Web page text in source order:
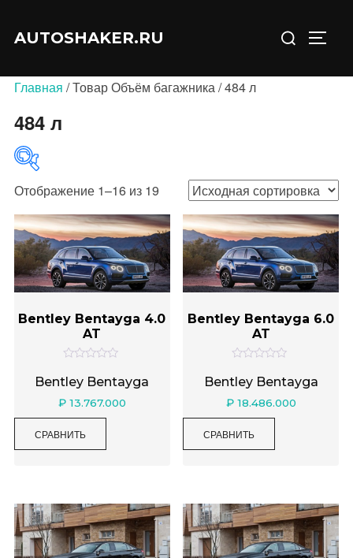
AUTOSHAKER.RU
Главная / Товар Объём багажника / 484 л
484 л
В продаже(0)
Категории товаров
Метки товаров
Отображение 1–16 из 19
Bentley Bentayga 4.0
AT
ц
е
н
к
а
0
и
з
Bentley Bentayga
₽13.767.000
СРАВНИТЬ
Bentley Bentayga 6.0
AT
ц
е
н
а
0
и
з
Bentley Bentayga
₽18.486.000
СРАВНИТЬ